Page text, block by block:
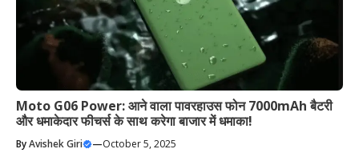
Moto G06 Power: आने वाला पावरहाउस फोन 7000mAh बैटरी
और धमाकेदार फीचर्स के साथ करेगा बाजार में धमाका!
ByAvishek Giri —October 5, 2025